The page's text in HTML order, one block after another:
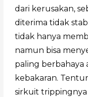
dari kerusakan,
diterima tidak
tidak hanya
namun bisa
paling berbahaya
kebakaran.
sirkuit